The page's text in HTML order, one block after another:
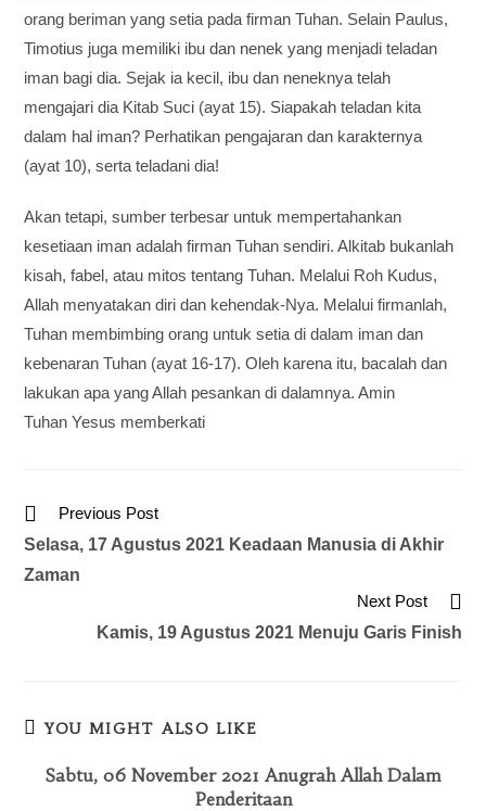
orang beriman yang setia pada firman Tuhan. Selain Paulus,
Timotius juga memiliki ibu dan nenek yang menjadi teladan
iman bagi dia. Sejak ia kecil, ibu dan neneknya telah
mengajari dia Kitab Suci (ayat 15). Siapakah teladan kita
dalam hal iman? Perhatikan pengajaran dan karakternya
(ayat 10), serta teladani dia!
Akan tetapi, sumber terbesar untuk mempertahankan
kesetiaan iman adalah firman Tuhan sendiri. Alkitab bukanlah
kisah, fabel, atau mitos tentang Tuhan. Melalui Roh Kudus,
Allah menyatakan diri dan kehendak-Nya. Melalui firmanlah,
Tuhan membimbing orang untuk setia di dalam iman dan
kebenaran Tuhan (ayat 16-17). Oleh karena itu, bacalah dan
lakukan apa yang Allah pesankan di dalamnya. Amin
Tuhan Yesus memberkati
Previous Post
Selasa, 17 Agustus 2021 Keadaan Manusia di Akhir
Zaman
Next Post
Kamis, 19 Agustus 2021 Menuju Garis Finish
YOU MIGHT ALSO LIKE
Sabtu, 06 November 2021 Anugrah Allah Dalam
Penderitaan